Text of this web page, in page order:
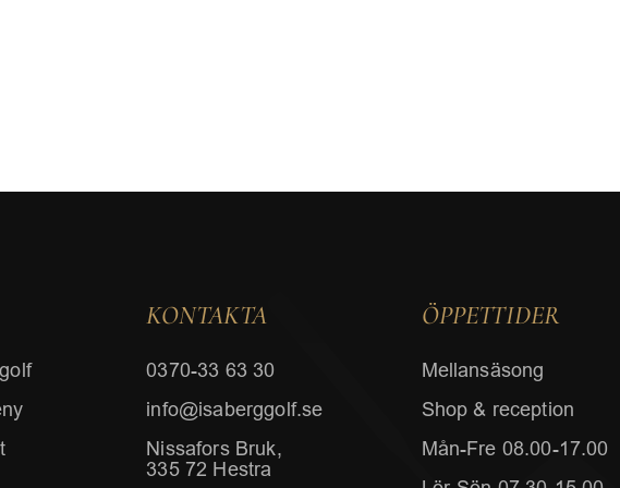
KONTAKTA
0370-33 63 30
info@isaberggolf.se
Nissafors Bruk,
335 72 Hestra
ÖPPETTIDER
Mellansäsong
Shop & reception
Mån-Fre 08.00-17.00